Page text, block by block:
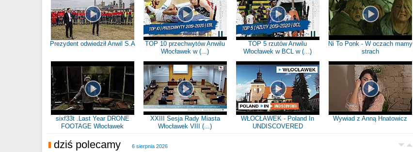
Prezydent odwiedził Anwil S.A
TOP 10 przechwytów Anwilu
Włocławek w (...)
TOP 5 rzutów Anwilu
Włocławek w BCL w (...)
Ni To Ponk - W oczach mamy
strach
sixf33t .Last Year DRONE
FOOTAGE Włocławek
XXIII Sesja Rady Miasta
Włocławek VIII (...)
WŁOCŁAWEK - Poland In
UNDISCOVERED
Wywiad z Anną Hnatowicz
dziś polecamy 6 sierpnia 2026